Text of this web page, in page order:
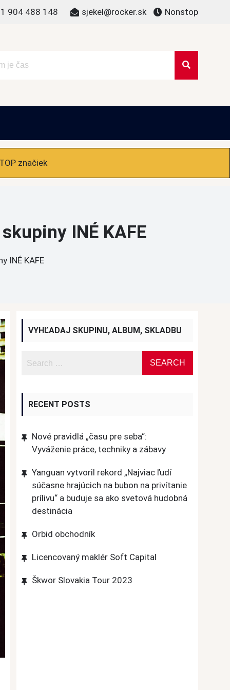
904 488 148 sjekel@rocker.sk Nonstop
značiek
INÉ KAFE
INÉ KAFE
VYHĽADAJ SKUPINU, ALBUM, SKLADBU
RECENT POSTS
Nové pravidlá „času pre seba“:
Vyváženie práce, techniky a zábavy
Yanguan vytvoril rekord „Najviac ľudí
súčasne hrajúcich na bubon na privítanie
prílivu“ a buduje sa ako svetová hudobná
destinácia
Orbid obchodník
Licencovaný maklér Soft Capital
Škwor Slovakia Tour 2023